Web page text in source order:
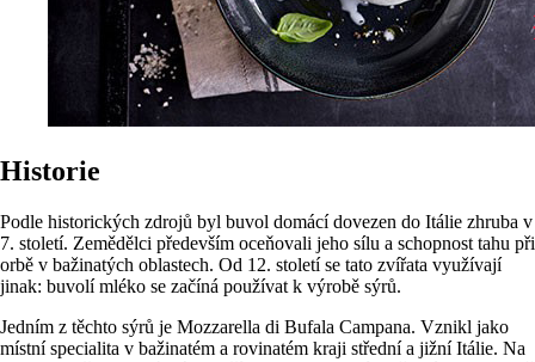
Historie
Podle historických zdrojů byl buvol domácí dovezen do Itálie zhruba v
7. století. Zemědělci především oceňovali jeho sílu a schopnost tahu při
orbě v bažinatých oblastech. Od 12. století se tato zvířata využívají
jinak: buvolí mléko se začíná používat k výrobě sýrů.
Jedním z těchto sýrů je Mozzarella di Bufala Campana. Vznikl jako
místní specialita v bažinatém a rovinatém kraji střední a jižní Itálie. Na